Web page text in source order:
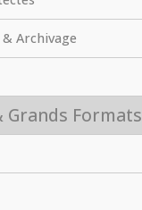
Archivage
Grands Formats